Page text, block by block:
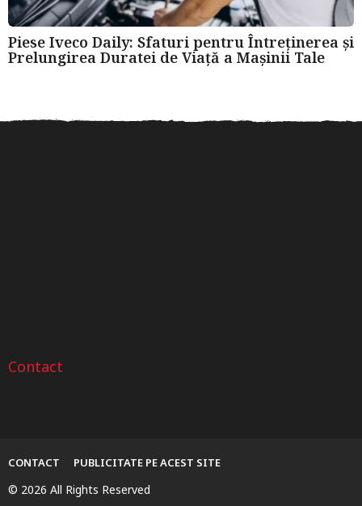
Piese Iveco Daily: Sfaturi pentru Întreținerea și
Prelungirea Duratei de Viață a Mașinii Tale
Contact
CONTACT PUBLICITATE PE ACEST SITE
© 2026 All Rights Reserved